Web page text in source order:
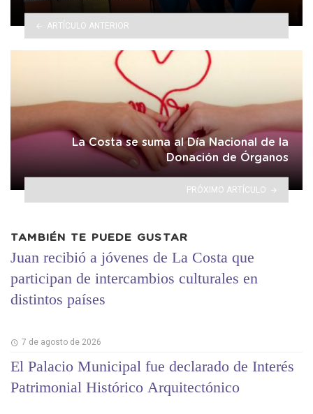
ARTÍCULO ANTERIOR
La Costa se suma al Día Nacional de la
Donación de Órganos
PRÓXIMO ARTÍCULO
TAMBIÉN TE PUEDE GUSTAR
Juan recibió a jóvenes de La Costa que
participan de intercambios culturales en
distintos países
7 de agosto de 2026
El Palacio Municipal fue declarado de Interés
Patrimonial Histórico Arquitectónico